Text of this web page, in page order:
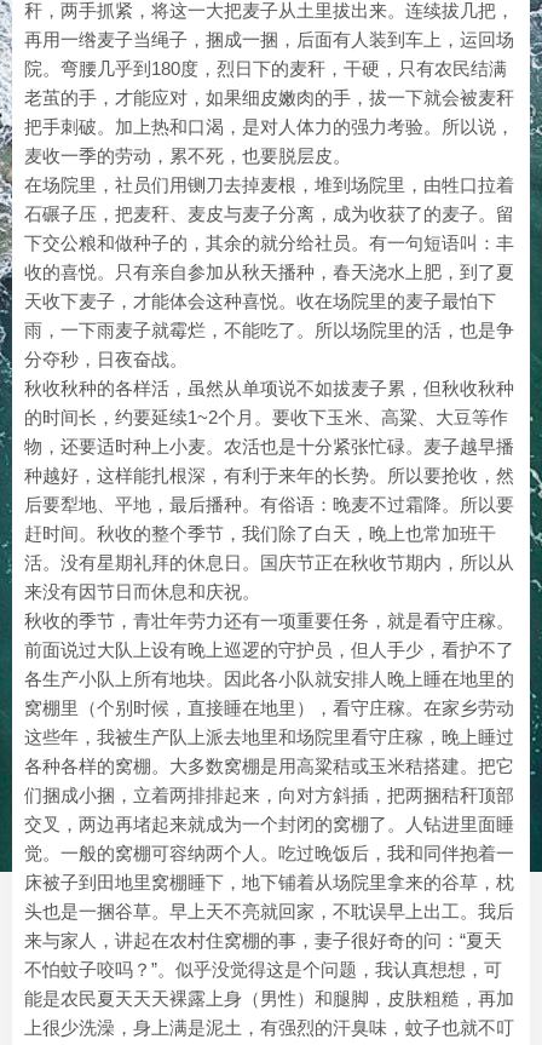
秆，两手抓紧，将这一大把麦子从土里拔出来。连续拔几把，
再用一绺麦子当绳子，捆成一捆，后面有人装到车上，运回场
院。弯腰几乎到180度，烈日下的麦秆，干硬，只有农民结满
老茧的手，才能应对，如果细皮嫩肉的手，拔一下就会被麦秆
把手刺破。加上热和口渴，是对人体力的强力考验。所以说，
麦收一季的劳动，累不死，也要脱层皮。
在场院里，社员们用铡刀去掉麦根，堆到场院里，由牲口拉着
石碾子压，把麦秆、麦皮与麦子分离，成为收获了的麦子。留
下交公粮和做种子的，其余的就分给社员。有一句短语叫：丰
收的喜悦。只有亲自参加从秋天播种，春天浇水上肥，到了夏
天收下麦子，才能体会这种喜悦。收在场院里的麦子最怕下
雨，一下雨麦子就霉烂，不能吃了。所以场院里的活，也是争
分夺秒，日夜奋战。
秋收秋种的各样活，虽然从单项说不如拔麦子累，但秋收秋种
的时间长，约要延续1~2个月。要收下玉米、高粱、大豆等作
物，还要适时种上小麦。农活也是十分紧张忙碌。麦子越早播
种越好，这样能扎根深，有利于来年的长势。所以要抢收，然
后要犁地、平地，最后播种。有俗语：晚麦不过霜降。所以要
赶时间。秋收的整个季节，我们除了白天，晚上也常加班干
活。没有星期礼拜的休息日。国庆节正在秋收节期内，所以从
来没有因节日而休息和庆祝。
秋收的季节，青壮年劳力还有一项重要任务，就是看守庄稼。
前面说过大队上设有晚上巡逻的守护员，但人手少，看护不了
各生产小队上所有地块。因此各小队就安排人晚上睡在地里的
窝棚里（个别时候，直接睡在地里），看守庄稼。在家乡劳动
这些年，我被生产队上派去地里和场院里看守庄稼，晚上睡过
各种各样的窝棚。大多数窝棚是用高粱秸或玉米秸搭建。把它
们捆成小捆，立着两排排起来，向对方斜插，把两捆秸秆顶部
交叉，两边再堵起来就成为一个封闭的窝棚了。人钻进里面睡
觉。一般的窝棚可容纳两个人。吃过晚饭后，我和同伴抱着一
床被子到田地里窝棚睡下，地下铺着从场院里拿来的谷草，枕
头也是一捆谷草。早上天不亮就回家，不耽误早上出工。我后
来与家人，讲起在农村住窝棚的事，妻子很好奇的问：“夏天
不怕蚊子咬吗？”。似乎没觉得这是个问题，我认真想想，可
能是农民夏天天天裸露上身（男性）和腿脚，皮肤粗糙，再加
上很少洗澡，身上满是泥土，有强烈的汗臭味，蚊子也就不叮